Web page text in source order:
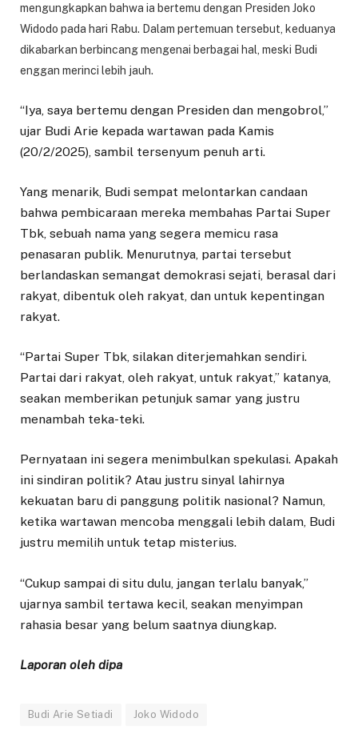
mengungkapkan bahwa ia bertemu dengan Presiden Joko
Widodo pada hari Rabu. Dalam pertemuan tersebut, keduanya
dikabarkan berbincang mengenai berbagai hal, meski Budi
enggan merinci lebih jauh.
“Iya, saya bertemu dengan Presiden dan mengobrol,”
ujar Budi Arie kepada wartawan pada Kamis
(20/2/2025), sambil tersenyum penuh arti.
Yang menarik, Budi sempat melontarkan candaan
bahwa pembicaraan mereka membahas Partai Super
Tbk, sebuah nama yang segera memicu rasa
penasaran publik. Menurutnya, partai tersebut
berlandaskan semangat demokrasi sejati, berasal dari
rakyat, dibentuk oleh rakyat, dan untuk kepentingan
rakyat.
“Partai Super Tbk, silakan diterjemahkan sendiri.
Partai dari rakyat, oleh rakyat, untuk rakyat,” katanya,
seakan memberikan petunjuk samar yang justru
menambah teka-teki.
Pernyataan ini segera menimbulkan spekulasi. Apakah
ini sindiran politik? Atau justru sinyal lahirnya
kekuatan baru di panggung politik nasional? Namun,
ketika wartawan mencoba menggali lebih dalam, Budi
justru memilih untuk tetap misterius.
“Cukup sampai di situ dulu, jangan terlalu banyak,”
ujarnya sambil tertawa kecil, seakan menyimpan
rahasia besar yang belum saatnya diungkap.
Laporan oleh dipa
Budi Arie Setiadi Joko Widodo